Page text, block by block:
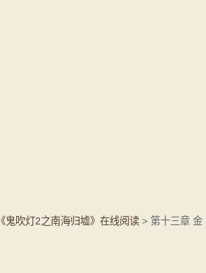
《鬼吹灯2之南海归墟》在线阅读 > 第十三章 金